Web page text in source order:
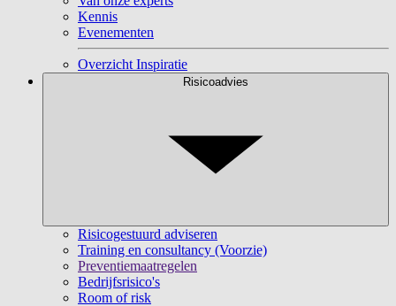
Kennis
Evenementen
Overzicht Inspiratie
Risicoadvies
Risicogestuurd adviseren
Training en consultancy (Voorzie)
Preventiemaatregelen
Bedrijfsrisico's
Room of risk